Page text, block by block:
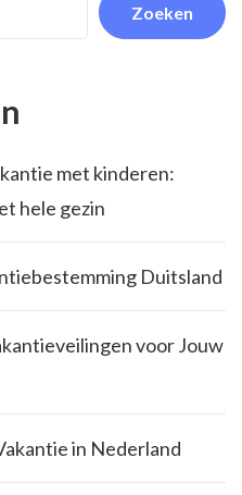
Zoeken
met kinderen:
hele gezin
Duitsland
voor Jouw
in Nederland